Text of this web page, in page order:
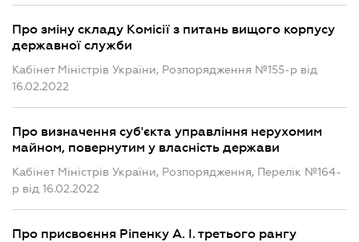
Про зміну складу Комісії з питань вищого корпусу
державної служби
Кабінет Міністрів України, Розпорядження №155-р від
16.02.2022
Про визначення суб'єкта управління нерухомим
майном, повернутим у власність держави
Кабінет Міністрів України, Розпорядження, Перелік №164-
р від 16.02.2022
Про присвоєння Ріпенку А. І. третього рангу